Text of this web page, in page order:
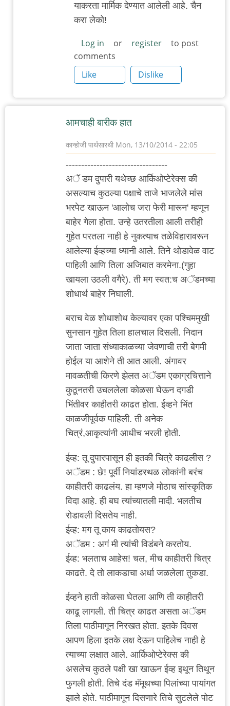
शब्दांत
कमाल
मज्जा
by
३_१४
अदिती
याकरता मार्मिक देण्यात आलेली आहे. चैन
करा लेको!
Log in or register
to post
comments
Like
Dislike
आमचाही बारीक हात‌
कान्होजी पार्थसारथी Mon, 13/10/2014 - 22:05
---------------------------------
अॅ डम दुपारी यथेच्छ आर्किओप्टेरेक्स की
असल्याच कुठल्या पक्षाचे ताजे भाजलेले मांस
भरपेट खाऊन 'आलोच जरा फेरी मारून' म्हणून
बाहेर गेला होता. उन्हे उतरतीला आली तरीही
गुहेत परतला नाही हे नुकत्याच तळेविहारावरून
आलेल्या ईव्हच्या ध्यानी आले. तिने थोडावेळ वाट
पाहिली आणि तिला अजिबात करमेना.(गुहा
खायला उठली वगैरे). ती मग स्वत:च अॅडमच्या
शोधार्थ बाहेर निघाली.
बराच वेळ शोधाशोध केल्यावर एका पश्चिममुखी
सुनसान गुहेत तिला हालचाल दिसली. निदान
जाता जाता संध्याकाळच्या जेवणाची तरी बेगमी
होईल या आशेने ती आत आली. अंगावर
मावळतीची किरणे झेलत अॅडम एकाग्रचित्ताने
कुठूनतरी उचललेला कोळसा घेऊन दगडी
भिंतीवर काहीतरी काढत होता. ईव्हने भिंत
काळजीपूर्वक पाहिली. ती अनेक
चित्रं,आकृत्यांनी आधीच भरली होती.
ईव्ह: तू दुपारपासून ही इतकी चित्रे काढलीस ?
अॅडम : छे! पूर्वी नियांडरथळ लोकांनी बरंच
काहीतरी काढलंय. हा म्हणजे मोठाच सांस्कृतिक
विदा आहे. ही बघ त्यांच्यातली मादी. भलतीच
रोडावली दिसतेय नाही.
ईव्ह: मग तू काय काढतोयस?
अॅडम : अगं मी त्यांची विडंबने करतोय.
ईव्ह: भलताच आहेस! चल, मीच काहीतरी चित्र
काढते. दे तो लाकडाचा अर्धा जळलेला तुकडा.
ईव्हने हाती कोळसा घेतला आणि ती काहीतरी
काढू लागली. ती चित्र काढत असता अॅडम
तिला पाठीमागून निरखत होता. इतके दिवस
आपण हिला इतके लक्ष देऊन पाहिलेच नाही हे
त्याच्या लक्षात आले. आर्किओप्टेरेक्स की
असलेच कुठले पक्षी खा खाऊन ईव्ह इथून तिथून
फुगली होती. तिचे दंड मॅमूथच्या पिलांच्या पायांगत
झाले होते. पाठीमागून दिसणारे तिचे सुटलेले पोट